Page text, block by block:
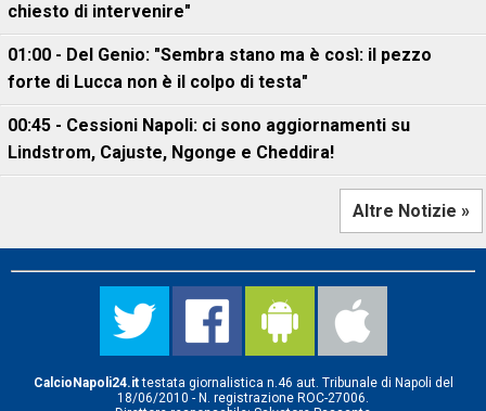
chiesto di intervenire"
01:00 - Del Genio: "Sembra stano ma è così: il pezzo
forte di Lucca non è il colpo di testa"
00:45 - Cessioni Napoli: ci sono aggiornamenti su
Lindstrom, Cajuste, Ngonge e Cheddira!
Altre Notizie »
CalcioNapoli24.ittestata giornalistica n.46 aut. Tribunale di Napoli del
18/06/2010 - N. registrazione ROC-27006.